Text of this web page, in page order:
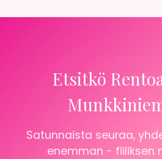
Etsitkö
Satunnaista seuraa,
enemman - fiiliksen